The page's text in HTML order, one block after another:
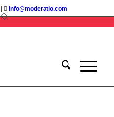
info@moderatio.com